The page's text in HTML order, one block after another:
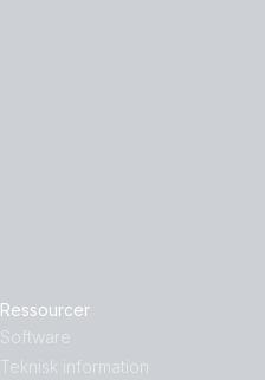
Ressourcer
Software
Teknisk information